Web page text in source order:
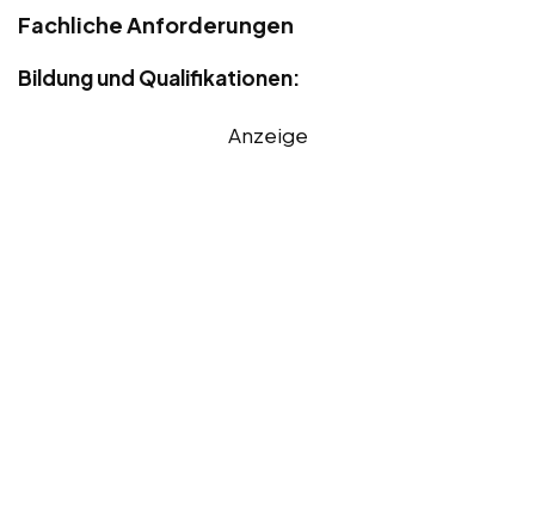
Fachliche Anforderungen
Bildung und Qualifikationen:
Anzeige